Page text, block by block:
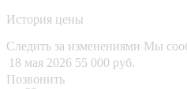
История цены
Следить за изменениями Мы
18 мая 2026 55 000 руб.
Позвонить